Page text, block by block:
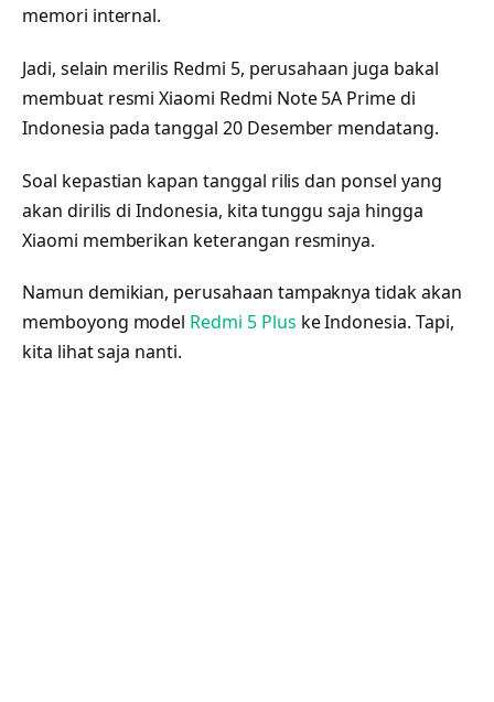
memori internal.
Jadi, selain merilis Redmi 5, perusahaan juga bakal
membuat resmi Xiaomi Redmi Note 5A Prime di
Indonesia pada tanggal 20 Desember mendatang.
Soal kepastian kapan tanggal rilis dan ponsel yang
akan dirilis di Indonesia, kita tunggu saja hingga
Xiaomi memberikan keterangan resminya.
Namun demikian, perusahaan tampaknya tidak akan
memboyong model Redmi 5 Plus ke Indonesia. Tapi,
kita lihat saja nanti.